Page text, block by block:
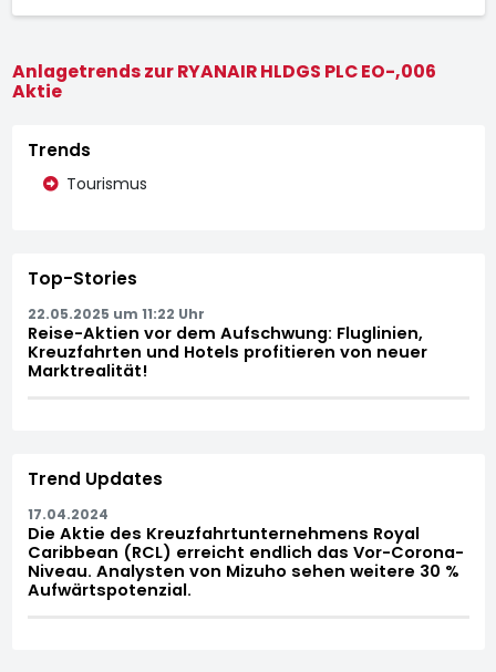
Anlagetrends zur RYANAIR HLDGS PLC EO-,006
Aktie
Trends
Tourismus
Top-Stories
22.05.2025 um 11:22 Uhr
Reise-Aktien vor dem Aufschwung: Fluglinien,
Kreuzfahrten und Hotels profitieren von neuer
Marktrealität!
Trend Updates
17.04.2024
Die Aktie des Kreuzfahrtunternehmens Royal
Caribbean (RCL) erreicht endlich das Vor-Corona-
Niveau. Analysten von Mizuho sehen weitere 30 %
Aufwärtspotenzial.